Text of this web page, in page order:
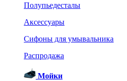
Полупьедесталы
Аксессуары
Сифоны для умывальника
Распродажа
Мойки